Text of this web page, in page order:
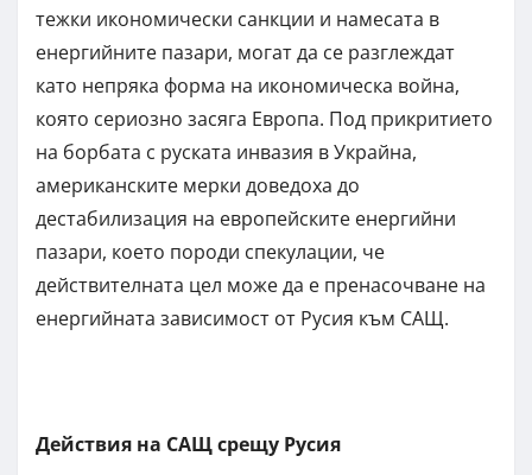
тежки икономически санкции и намесата в
енергийните пазари, могат да се разглеждат
като непряка форма на икономическа война,
която сериозно засяга Европа. Под прикритието
на борбата с руската инвазия в Украйна,
американските мерки доведоха до
дестабилизация на европейските енергийни
пазари, което породи спекулации, че
действителната цел може да е пренасочване на
енергийната зависимост от Русия към САЩ.
Действия на САЩ срещу Русия